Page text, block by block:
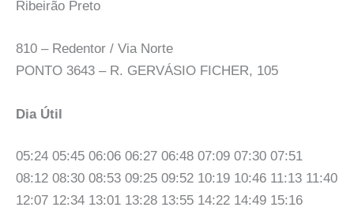
Ribeirão Preto
810 – Redentor / Via Norte
PONTO 3643 – R. GERVÁSIO FICHER, 105
Dia Útil
05:24 05:45 06:06 06:27 06:48 07:09 07:30 07:51
08:12 08:30 08:53 09:25 09:52 10:19 10:46 11:13 11:40
12:07 12:34 13:01 13:28 13:55 14:22 14:49 15:16